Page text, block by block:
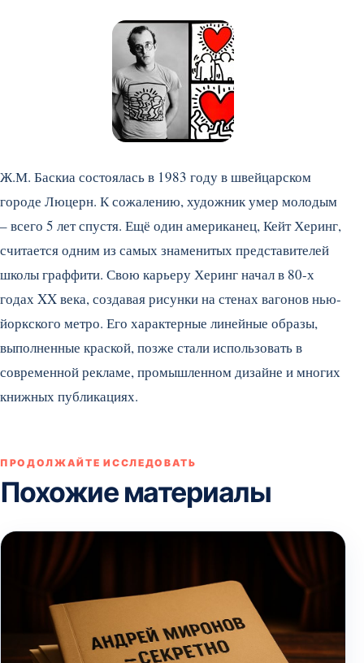
Ж.М. Баскиа состоялась в 1983 году в швейцарском
городе Люцерн. К сожалению, художник умер молодым
– всего 5 лет спустя. Ещё один американец, Кейт Херинг,
считается одним из самых знаменитых представителей
школы граффити. Свою карьеру Херинг начал в 80-х
годах XX века, создавая рисунки на стенах вагонов нью-
йоркского метро. Его характерные линейные образы,
выполненные краской, позже стали использовать в
современной рекламе, промышленном дизайне и многих
книжных публикациях.
ПРОДОЛЖАЙТЕ ИССЛЕДОВАТЬ
Похожие материалы